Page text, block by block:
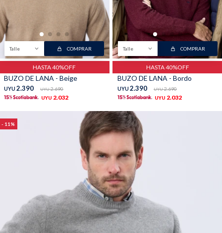
Talle COMPRAR
HASTA 40%OFF
BUZO DE LANA - Beige
UYU 2.390 UYU 2.690
UYU 2.032
Talle COMPRAR
HASTA 40%OFF
BUZO DE LANA - Bordo
UYU 2.390 UYU 2.690
UYU 2.032
11